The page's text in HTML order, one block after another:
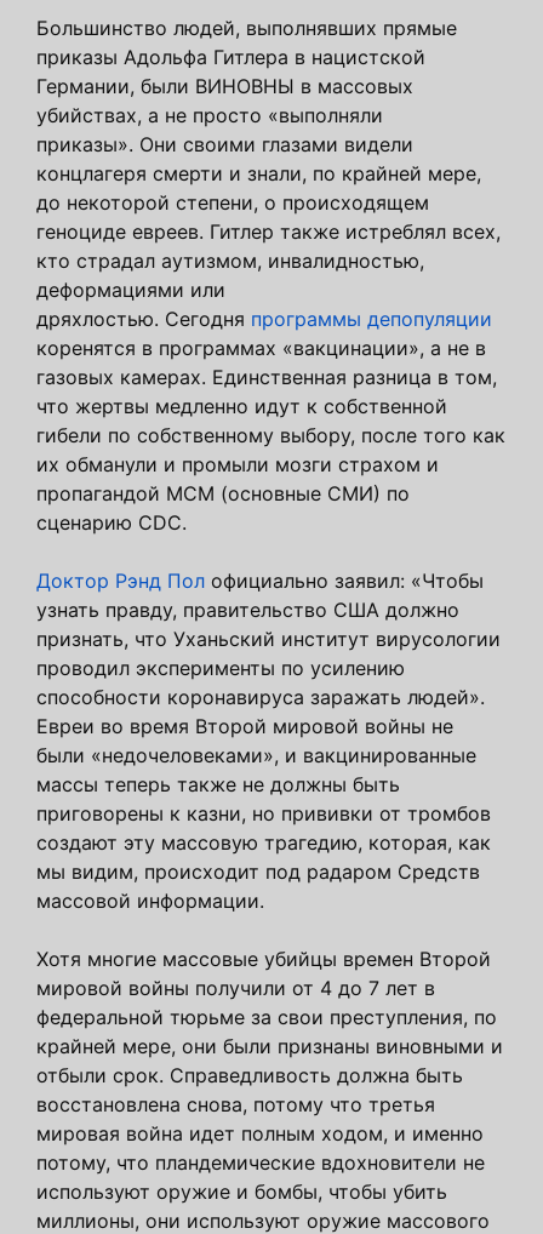
Большинство людей, выполнявших прямые
приказы Адольфа Гитлера в нацистской
Германии, были ВИНОВНЫ в массовых
убийствах, а не просто «выполняли
приказы». Они своими глазами видели
концлагеря смерти и знали, по крайней мере,
до некоторой степени, о происходящем
геноциде евреев. Гитлер также истреблял всех,
кто страдал аутизмом, инвалидностью,
деформациями или
дряхлостью. Сегодня программы депопуляции
коренятся в программах «вакцинации», а не в
газовых камерах. Единственная разница в том,
что жертвы медленно идут к собственной
гибели по собственному выбору, после того как
их обманули и промыли мозги страхом и
пропагандой МСМ (основные СМИ) по
сценарию CDC.
Доктор Рэнд Пол официально заявил: «Чтобы
узнать правду, правительство США должно
признать, что Уханьский институт вирусологии
проводил эксперименты по усилению
способности коронавируса заражать людей».
Евреи во время Второй мировой войны не
были «недочеловеками», и вакцинированные
массы теперь также не должны быть
приговорены к казни, но прививки от тромбов
создают эту массовую трагедию, которая, как
мы видим, происходит под радаром Средств
массовой информации.
Хотя многие массовые убийцы времен Второй
мировой войны получили от 4 до 7 лет в
федеральной тюрьме за свои преступления, по
крайней мере, они были признаны виновными и
отбыли срок. Справедливость должна быть
восстановлена ​​снова, потому что третья
мировая война идет полным ходом, и именно
потому, что пландемические вдохновители не
используют оружие и бомбы, чтобы убить
миллионы, они используют оружие массового